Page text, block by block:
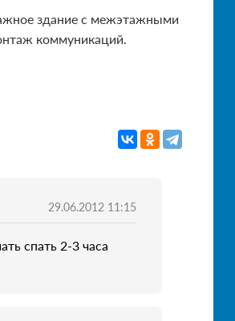
здание с межэтажными
коммуникаций.
29.06.2012 11:15
спать 2-3 часа